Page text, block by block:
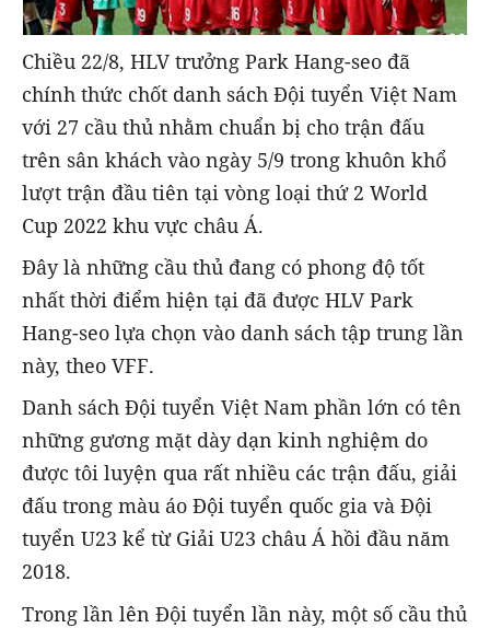
Chiều 22/8, HLV trưởng Park Hang-seo đã
chính thức chốt danh sách Đội tuyển Việt Nam
với 27 cầu thủ nhằm chuẩn bị cho trận đấu
trên sân khách vào ngày 5/9 trong khuôn khổ
lượt trận đầu tiên tại vòng loại thứ 2 World
Cup 2022 khu vực châu Á.
Đây là những cầu thủ đang có phong độ tốt
nhất thời điểm hiện tại đã được HLV Park
Hang-seo lựa chọn vào danh sách tập trung lần
này, theo VFF.
Danh sách Đội tuyển Việt Nam phần lớn có tên
những gương mặt dày dạn kinh nghiệm do
được tôi luyện qua rất nhiều các trận đấu, giải
đấu trong màu áo Đội tuyển quốc gia và Đội
tuyển U23 kể từ Giải U23 châu Á hồi đầu năm
2018.
Trong lần lên Đội tuyển lần này, một số cầu thủ